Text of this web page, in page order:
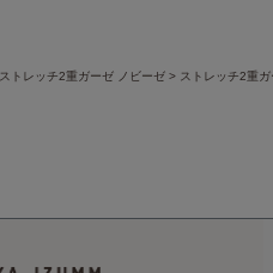
ストレッチ2重ガーゼ ノビーゼ ストレッチ2重ガ